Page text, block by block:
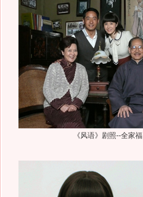
《风语》剧照--全家福